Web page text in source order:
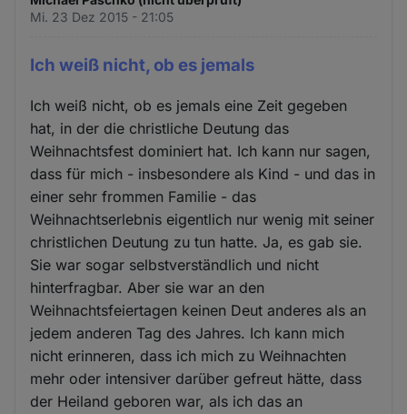
Mi. 23 Dez 2015 - 21:05
Ich weiß nicht, ob es jemals
Ich weiß nicht, ob es jemals eine Zeit gegeben
hat, in der die christliche Deutung das
Weihnachtsfest dominiert hat. Ich kann nur sagen,
dass für mich - insbesondere als Kind - und das in
einer sehr frommen Familie - das
Weihnachtserlebnis eigentlich nur wenig mit seiner
christlichen Deutung zu tun hatte. Ja, es gab sie.
Sie war sogar selbstverständlich und nicht
hinterfragbar. Aber sie war an den
Weihnachtsfeiertagen keinen Deut anderes als an
jedem anderen Tag des Jahres. Ich kann mich
nicht erinneren, dass ich mich zu Weihnachten
mehr oder intensiver darüber gefreut hätte, dass
der Heiland geboren war, als ich das an